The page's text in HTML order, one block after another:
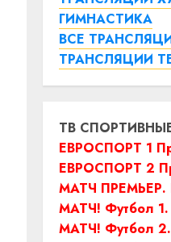
ГИМНАСТИКА
ВСЕ
ТРАНСЛЯЦИИ
ТВ
ЕВРОСПОРТ 1
ЕВРОСПОРТ 2
МАТЧ ПРЕМЬЕР.
МАТЧ! Футбол
МАТЧ! Футбол